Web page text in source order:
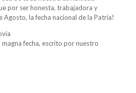
por ser honesta, trabajadora y
Agosto, la fecha nacional de la Patria!
fecha, escrito por nuestro